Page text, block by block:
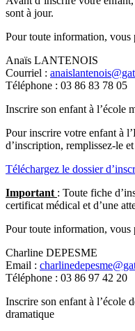
sont à jour.
Pour toute information, vous
Anaïs LANTENOIS
Courriel :
Téléphone : 03 86 83 78 05
Inscrire son enfant à l’école
Pour inscrire votre enfant à
d’inscription, remplissez-le
Téléchargez le dossier
Important : Toute fiche
certificat médical et d’une
Pour toute information, vous
Charline DEPESME
Email :
Téléphone : 03 86 97 42 20
Inscrire son enfant à l’école
dramatique